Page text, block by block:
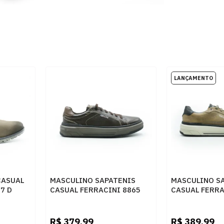
D
MASCULINO SAPATENIS
CASUAL FERRACINI 8865
MASCULINO
CASUAL